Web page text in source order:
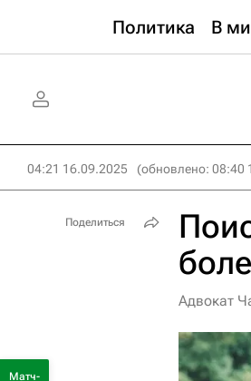
Политика В
04:21 16.09.2025 (обновлено: 08:40
Адвокат
Поделиться
Матч-